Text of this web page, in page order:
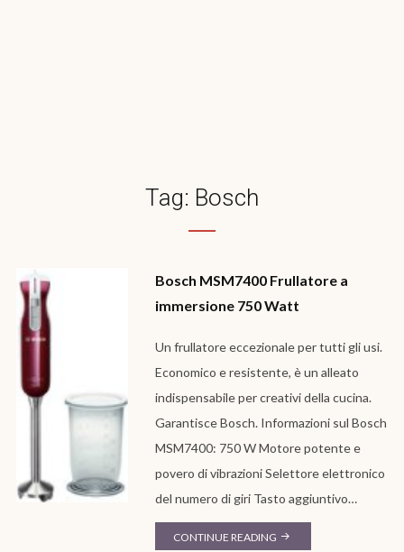
Tag: Bosch
Bosch MSM7400 Frullatore a
immersione 750 Watt
Un frullatore eccezionale per tutti gli usi.
Economico e resistente, è un alleato
indispensabile per creativi della cucina.
Garantisce Bosch. Informazioni sul Bosch
MSM7400: 750 W Motore potente e
povero di vibrazioni Selettore elettronico
del numero di giri Tasto aggiuntivo…
CONTINUE READING"BOSCH